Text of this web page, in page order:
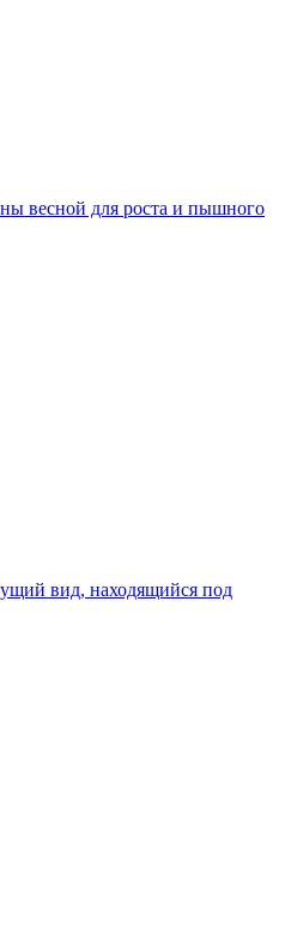
весной для роста и пышного
вид, находящийся под